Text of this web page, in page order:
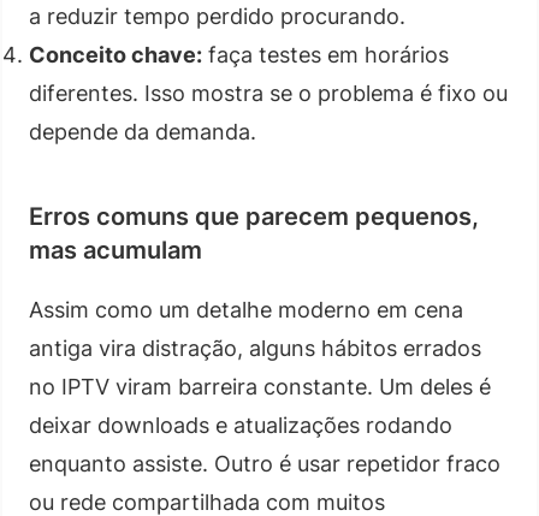
a reduzir tempo perdido procurando.
Conceito chave: faça testes em horários
diferentes. Isso mostra se o problema é fixo ou
depende da demanda.
Erros comuns que parecem pequenos,
mas acumulam
Assim como um detalhe moderno em cena
antiga vira distração, alguns hábitos errados
no IPTV viram barreira constante. Um deles é
deixar downloads e atualizações rodando
enquanto assiste. Outro é usar repetidor fraco
ou rede compartilhada com muitos